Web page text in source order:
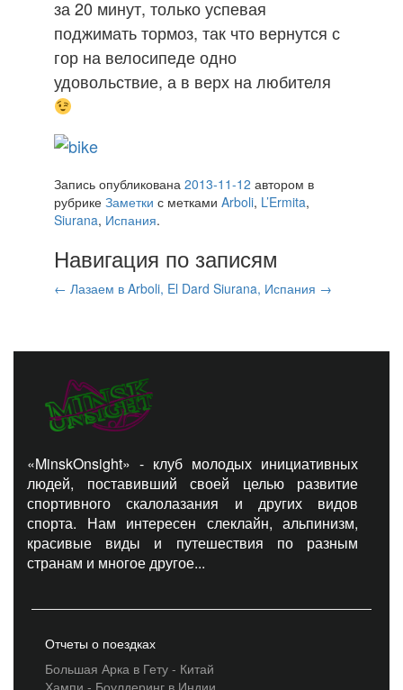
за 20 минут, только успевая
поджимать тормоз, так что вернутся с
гор на велосипеде одно
удовольствие, а в верх на любителя
Запись опубликована 2013-11-12 автором в
рубрике Заметки с метками Arboli, L’Ermita,
Siurana, Испания.
Навигация по записям
← Лазаем в Arboli, El Dard Siurana, Испания →
«MinskOnsight» - клуб молодых инициативных
людей, поставивший своей целью развитие
спортивного скалолазания и других видов
спорта. Нам интересен слеклайн, альпинизм,
красивые виды и путешествия по разным
странам и многое другое...
Отчеты о поездках
Большая Арка в Гету - Китай
Хампи - Боулдеринг в Индии